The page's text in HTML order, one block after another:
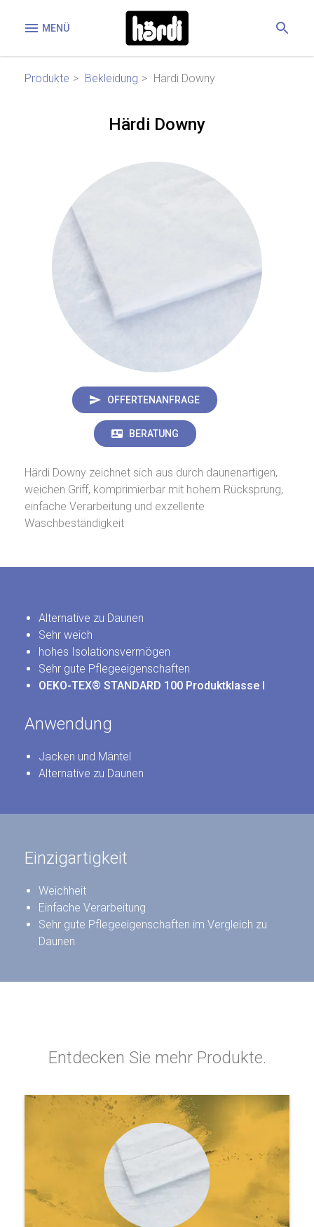
MENÜ
Produkte Bekleidung Härdi Downy
Härdi Downy
OFFERTENANFRAGE
BERATUNG
Härdi Downy zeichnet sich aus durch daunenartigen,
weichen Griff, komprimierbar mit hohem Rücksprung,
einfache Verarbeitung und exzellente
Waschbeständigkeit
Alternative zu Daunen
Sehr weich
hohes Isolationsvermögen
Sehr gute Pflegeeigenschaften
OEKO-TEX® STANDARD 100 Produktklasse I
Anwendung
Jacken und Mäntel
Alternative zu Daunen
Einzigartigkeit
Weichheit
Einfache Verarbeitung
Sehr gute Pflegeeigenschaften im Vergleich zu
Daunen
Entdecken Sie mehr Produkte.